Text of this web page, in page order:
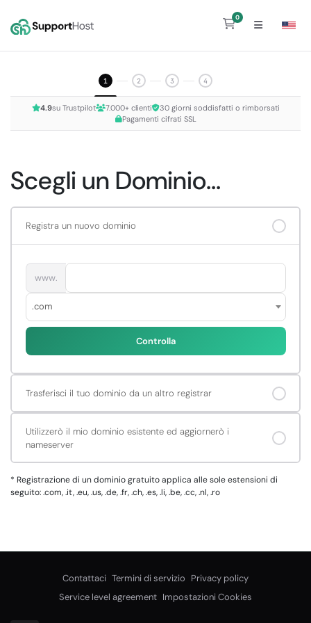
0
Carrello
1 2 3 4
4.9su Trustpilot 7.000+ clienti
30 giorni soddisfatti o rimborsati
Pagamenti cifrati SSL
Scegli un Dominio...
Registra un nuovo dominio
www.
.com
Controlla
Trasferisci il tuo dominio da un altro registrar
Utilizzerò il mio dominio esistente ed aggiornerò i
nameserver
* Registrazione di un dominio gratuito applica alle sole estensioni di
seguito: .com, .it, .eu, .us, .de, .fr, .ch, .es, .li, .be, .cc, .nl, .ro
Contattaci Termini di servizio Privacy policy
Service level agreement Impostazioni Cookies